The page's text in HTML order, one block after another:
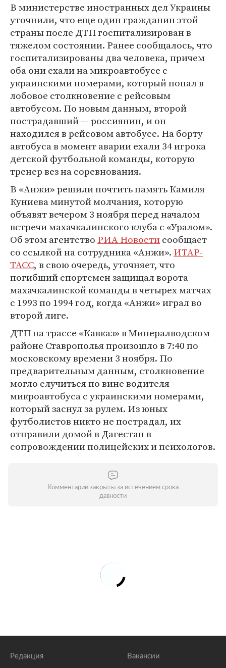
В министерстве иностранных дел Украины
уточнили, что еще один гражданин этой
страны после ДТП госпитализирован в
тяжелом состоянии. Ранее сообщалось, что
госпитализированы два человека, причем
оба они ехали на микроавтобусе с
украинскими номерами, который попал в
лобовое столкновение с рейсовым
автобусом. По новым данным, второй
пострадавший — россиянин, и он
находился в рейсовом автобусе. На борту
автобуса в момент аварии ехали 34 игрока
детской футбольной команды, которую
тренер вез на соревнования.
В «Анжи» решили почтить память Камиля
Куниева минутой молчания, которую
объявят вечером 3 ноября перед началом
встречи махачкалинского клуба с «Уралом».
Об этом агентство РИА Новостисообщает
со ссылкой на сотрудника «Анжи». ИТАР-
ТАСС, в свою очередь, уточняет, что
погибший спортсмен защищал ворота
махачкалинской команды в четырех матчах
с 1993 по 1994 год, когда «Анжи» играл во
второй лиге.
ДТП на трассе «Кавказ» в Минералводском
районе Ставрополья произошло в 7:40 по
московскому времени 3 ноября. По
предварительным данным, столкновение
могло случиться по вине водителя
микроавтобуса с украинскими номерами,
который заснул за рулем. Из юных
футболистов никто не пострадал, их
отправили домой в Дагестан в
сопровождении полицейских и психологов.
Комментарии закрыты за истечением срока
давности
Редакция Вакансии